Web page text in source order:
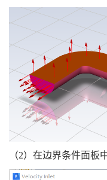
（2）在边界条件面板